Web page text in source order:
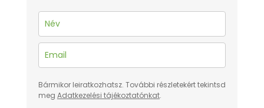
Bármikor leiratkozhatsz. További részletekért tekintsd
meg Adatkezelési tájékoztatónkat.